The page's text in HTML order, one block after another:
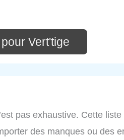
Vert'tige
pas exhaustive. Cette liste
des manques ou des